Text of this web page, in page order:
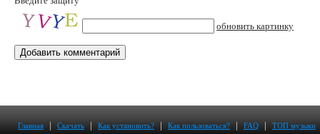
обновить картинку
Главная | Скачать | Как установить? | Как пользоваться? | FAQ | ТОП музыки